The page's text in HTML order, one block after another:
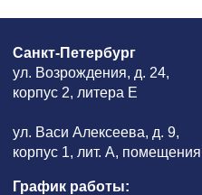
Санкт-Петербург
ул. Возрождения, д. 24,
корпус 2, литера Е
ул. Васи Алексеева, д. 9,
корпус 1, лит. А,
График работы: